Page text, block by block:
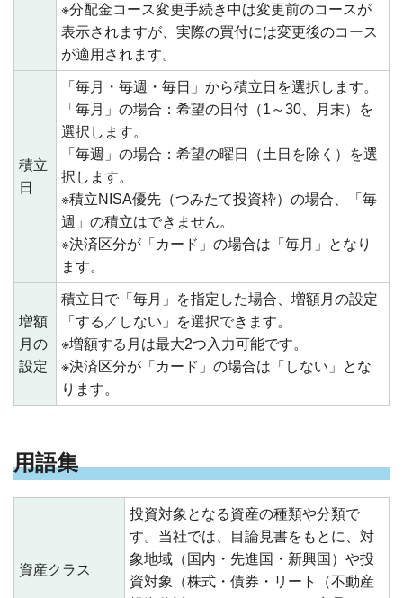
※分配金コース変更手続き中は変更前のコースが
表示されますが、実際の買付には変更後のコース
が適用されます。
積立
日
「毎月・毎週・毎日」から積立日を選択します。
「毎月」の場合：希望の日付（1～30、月末）を
選択します。
「毎週」の場合：希望の曜日（土日を除く）を選
択します。
※積立NISA優先（つみたて投資枠）の場合、「毎
週」の積立はできません。
※決済区分が「カード」の場合は「毎月」となり
ます。
増額
月の
設定
積立日で「毎月」を指定した場合、増額月の設定
「する／しない」を選択できます。
※増額する月は最大2つ入力可能です。
※決済区分が「カード」の場合は「しない」とな
ります。
用語集
資産クラス
投資対象となる資産の種類や分類で
す。当社では、目論見書をもとに、対
象地域（国内・先進国・新興国）や投
資対象（株式・債券・リート（不動産